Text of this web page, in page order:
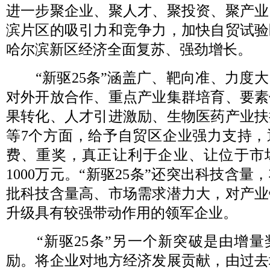
进一步聚企业、聚人才、聚投资、聚产
滨片区的吸引力和竞争力，加快自贸试
哈尔滨新区经济全面复苏、强劲增长。
“新驱25条”涵盖广、靶向准、力度大
对外开放合作、重点产业集群培育、要
果转化、人才引进激励、生物医药产业
等7个方面，给予自贸区企业强力支持
费、重奖，真正让利于企业、让位于
1000万元。“新驱25条”还突出科技含量
批科技含量高、市场需求潜力大，对产
升级具有较强带动作用的领军企业。
“新驱25条”另一个新突破是由增量
励。将企业对地方经济发展贡献，由过